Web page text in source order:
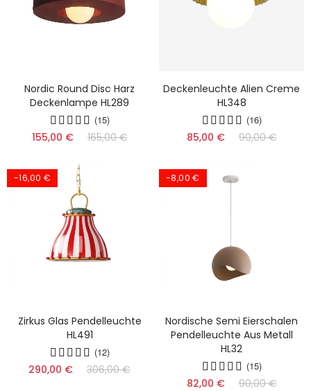
Nordic Round Disc Harz
Deckenlampe HL289
(15)
155,00 € 165,00 €
Deckenleuchte Alien Creme
HL348
(16)
85,00 € 90,00 €
-16,00 €
Zirkus Glas Pendelleuchte
HL491
(12)
290,00 € 306,00 €
-8,00 €
Nordische Semi Eierschalen
Pendelleuchte Aus Metall
HL32
(15)
82,00 € 90,00 €